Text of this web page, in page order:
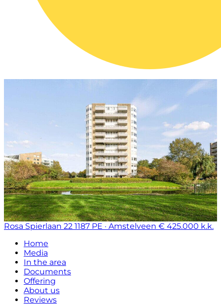
Rosa Spierlaan 22 1187 PE · Amstelveen € 425.000 k.k.
Home
Media
In the area
Documents
Offering
About us
Reviews